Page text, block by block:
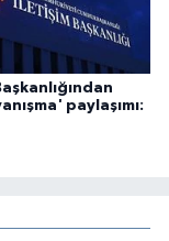
paylaşımı: